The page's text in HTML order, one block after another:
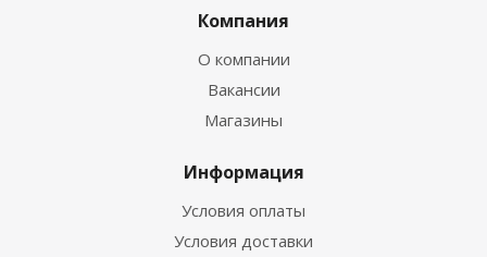
Компания
О компании
Вакансии
Магазины
Информация
Условия оплаты
Условия доставки